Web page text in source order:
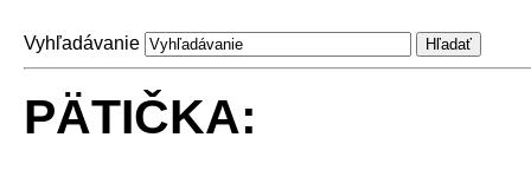
Vyhľadávanie
PÄTIČKA: